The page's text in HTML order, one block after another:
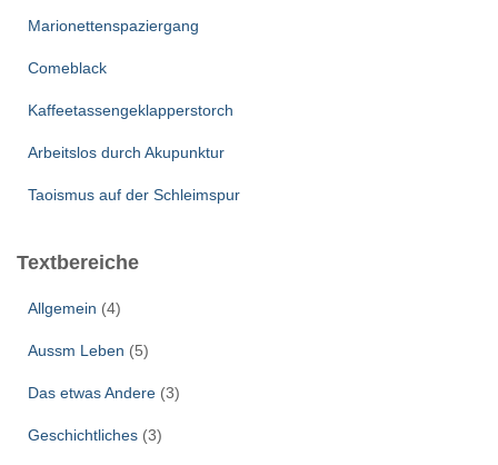
Marionettenspaziergang
Comeblack
Kaffeetassengeklapperstorch
Arbeitslos durch Akupunktur
Taoismus auf der Schleimspur
Textbereiche
Allgemein (4)
Aussm Leben (5)
Das etwas Andere (3)
Geschichtliches (3)